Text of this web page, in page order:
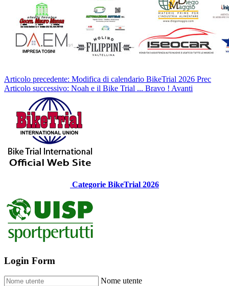
Articolo precedente: Modifica di calendario BikeTrial 2026 Prec
Articolo successivo: Noah e il Bike Trial ... Bravo ! Avanti
Categorie BikeTrial 2026
Login Form
Nome utente